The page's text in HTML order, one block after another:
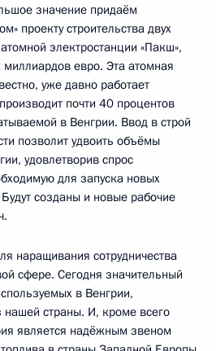
значение придаём
проекту строительства двух
электростанции «Пакш»,
евро. Эта атомная
уже давно работает
почти 40 процентов
в Венгрии. Ввод в строй
позволит удвоить объёмы
удовлетворив спрос
для запуска новых
созданы и новые рабочие
наращивания сотрудничества
сфере. Сегодня значительный
в Венгрии,
нашей страны. И, кроме всего
является надёжным звеном